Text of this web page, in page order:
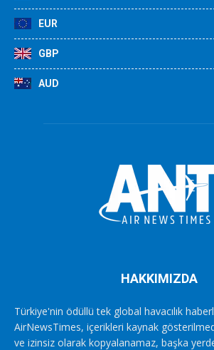
EUR
GBP
AUD
HAKKIMIZDA
Türkiye'nin ödüllü tek global havacılık
AirNewsTimes, içerikleri kaynak
ve izinsiz olarak kopyalanamaz, başka